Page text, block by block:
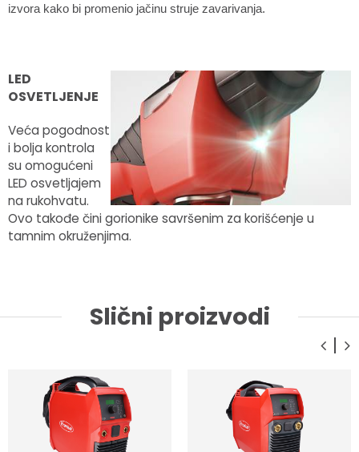
izvora kako bi promenio jačinu struje zavarivanja.
LED
OSVETLJENJE
Veća pogodnost
i bolja kontrola
su omogućeni
LED osvetljajem
na rukohvatu.
Ovo takođe čini gorionike savršenim za korišćenje u
tamnim okruženjima.
Slični proizvodi